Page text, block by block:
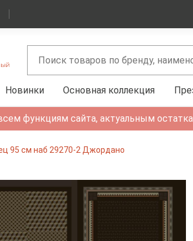
Новинки Основная коллекция
функциям сайта, актуальным
95 см наб 29270-2 Джордано